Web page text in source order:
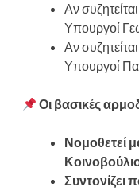
Αν
Υπουργοί
Αν
Υπουργοί
Οι βασικές
Νομοθετεί
Συντονίζει